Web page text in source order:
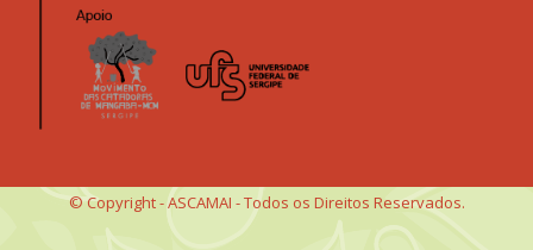
© Copyright - ASCAMAI - Todos os Direitos Reservados.